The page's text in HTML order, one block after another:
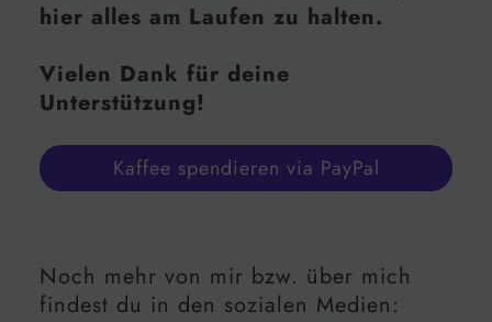
hier alles am Laufen zu halten.
Vielen Dank für deine
Unterstützung!
Kaffee spendieren via PayPal
Noch mehr von mir bzw. über mich
findest du in den sozialen Medien: